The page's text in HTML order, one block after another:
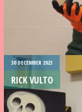
30 DECEMBER 2023
RICK VULTO